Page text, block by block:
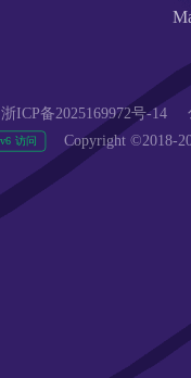
Copyright ©2018-
浙ICP备2025169972号-14